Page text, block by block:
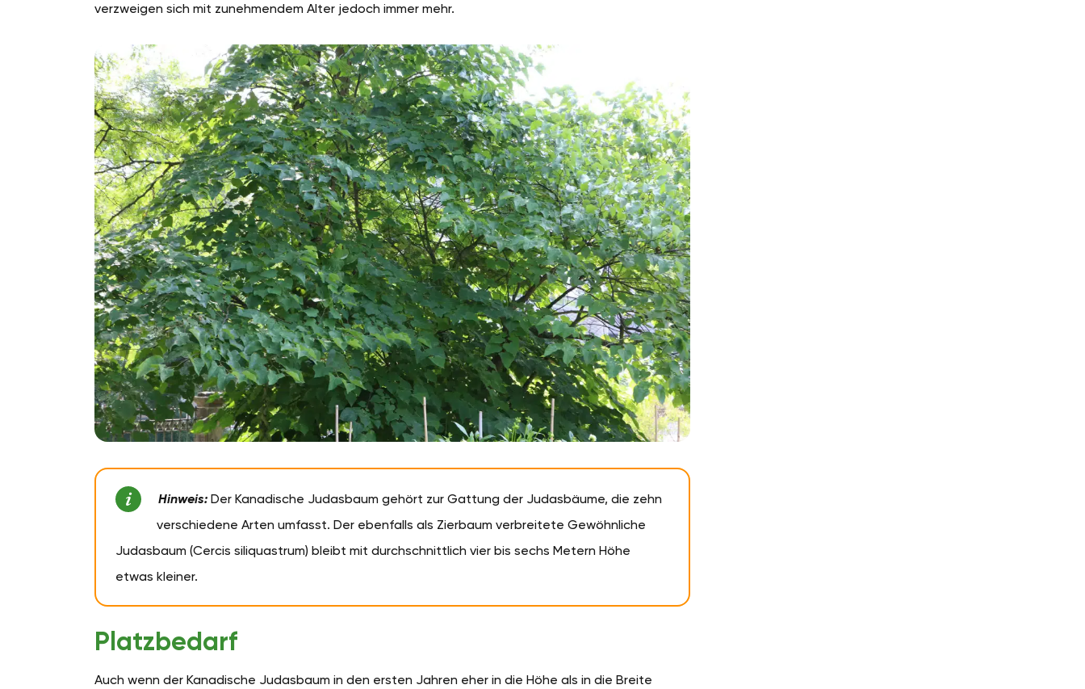
verzweigen sich mit zunehmendem Alter jedoch immer mehr.
Hinweis: Der Kanadische Judasbaum gehört zur Gattung der Judasbäume, die zehn
verschiedene Arten umfasst. Der ebenfalls als Zierbaum verbreitete Gewöhnliche
Judasbaum (Cercis siliquastrum) bleibt mit durchschnittlich vier bis sechs Metern Höhe
etwas kleiner.
Platzbedarf
Auch wenn der Kanadische Judasbaum in den ersten Jahren eher in die Höhe als in die Breite